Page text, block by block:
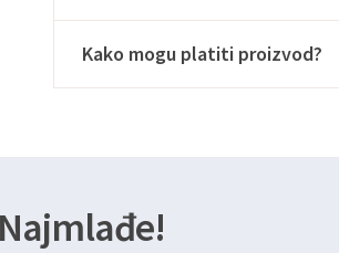
Kako mogu platiti proizvod?